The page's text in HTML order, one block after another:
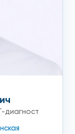
на Арбате по
на
спуска
Для
один из
по адресам:
проспект, д.
диагност